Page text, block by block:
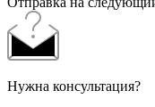
Нужна консультация?